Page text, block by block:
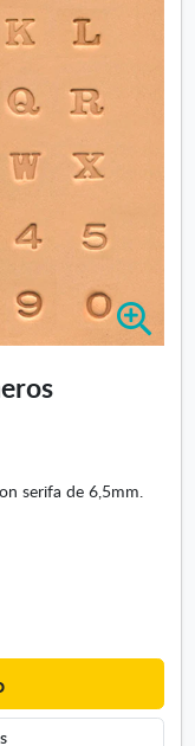
T
o
serifa de 6,5mm.